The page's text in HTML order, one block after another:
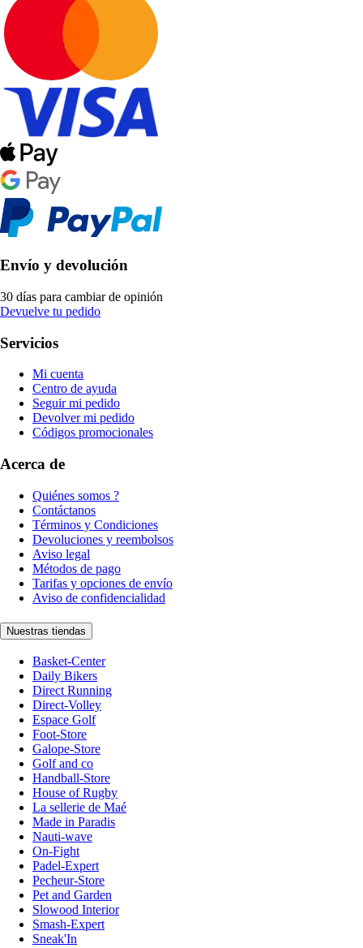
Envío y devolución
30 días para cambiar de opinión
Devuelve tu pedido
Servicios
Mi cuenta
Centro de ayuda
Seguir mi pedido
Devolver mi pedido
Códigos promocionales
Acerca de
Quiénes somos ?
Contáctanos
Términos y Condiciones
Devoluciones y reembolsos
Aviso legal
Métodos de pago
Tarifas y opciones de envío
Aviso de confidencialidad
Nuestras tiendas
Basket-Center
Daily Bikers
Direct Running
Direct-Volley
Espace Golf
Foot-Store
Galope-Store
Golf and co
Handball-Store
House of Rugby
La sellerie de Maé
Made in Paradis
Nauti-wave
On-Fight
Padel-Expert
Pecheur-Store
Pet and Garden
Slowood Interior
Smash-Expert
Sneak'In